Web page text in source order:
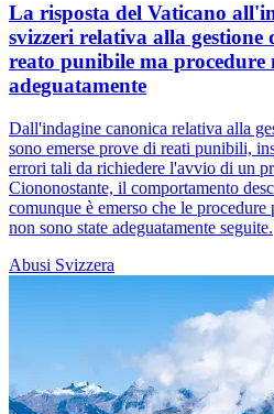
La risposta del Vaticano
svizzeri relativa alla gestione
reato punibile ma procedure
adeguatamente
Dall'indagine canonica relativa alla
sono emerse prove di reati punibili,
errori tali da richiedere l'avvio di un
Ciononostante, il comportamento
comunque è emerso che le
non sono state adeguatamente seguite.
Abusi Svizzera